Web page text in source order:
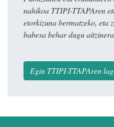
nahikoa TTIPI-TTAPAren
etorkizuna bermatzeko, eta
babesa behar dugu
Egin TTIPI-TTAPAren